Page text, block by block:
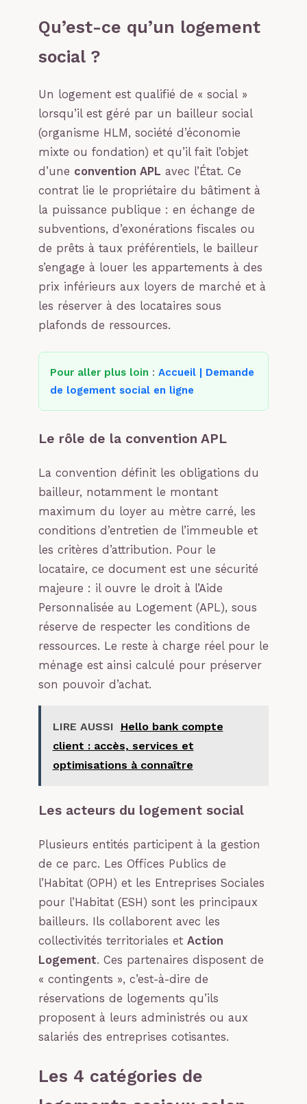
Qu’est-ce qu’un logement
social ?
Un logement est qualifié de « social »
lorsqu’il est géré par un bailleur social
(organisme HLM, société d’économie
mixte ou fondation) et qu’il fait l’objet
d’une convention APL avec l’État. Ce
contrat lie le propriétaire du bâtiment à
la puissance publique : en échange de
subventions, d’exonérations fiscales ou
de prêts à taux préférentiels, le bailleur
s’engage à louer les appartements à des
prix inférieurs aux loyers de marché et à
les réserver à des locataires sous
plafonds de ressources.
Pour aller plus loin : Accueil | Demande
de logement social en ligne
Le rôle de la convention APL
La convention définit les obligations du
bailleur, notamment le montant
maximum du loyer au mètre carré, les
conditions d’entretien de l’immeuble et
les critères d’attribution. Pour le
locataire, ce document est une sécurité
majeure : il ouvre le droit à l’Aide
Personnalisée au Logement (APL), sous
réserve de respecter les conditions de
ressources. Le reste à charge réel pour le
ménage est ainsi calculé pour préserver
son pouvoir d’achat.
LIRE AUSSI
Hello bank compte
client : accès, services et
optimisations à connaître
Les acteurs du logement social
Plusieurs entités participent à la gestion
de ce parc. Les Offices Publics de
l’Habitat (OPH) et les Entreprises Sociales
pour l’Habitat (ESH) sont les principaux
bailleurs. Ils collaborent avec les
collectivités territoriales et Action
Logement. Ces partenaires disposent de
« contingents », c’est-à-dire de
réservations de logements qu’ils
proposent à leurs administrés ou aux
salariés des entreprises cotisantes.
Les 4 catégories de